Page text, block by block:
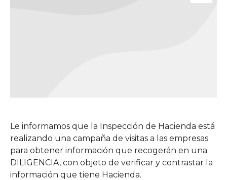
Le informamos que la Inspección de Hacienda está
realizando una campaña de visitas a las empresas
para obtener información que recogerán en una
DILIGENCIA, con objeto de verificar y contrastar la
información que tiene Hacienda.